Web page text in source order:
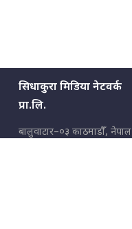
सिधाकुरा मिडिया नेटवर्क
प्रा.लि.
बालुवाटार–०३ काठमाडौँ, नेपाल